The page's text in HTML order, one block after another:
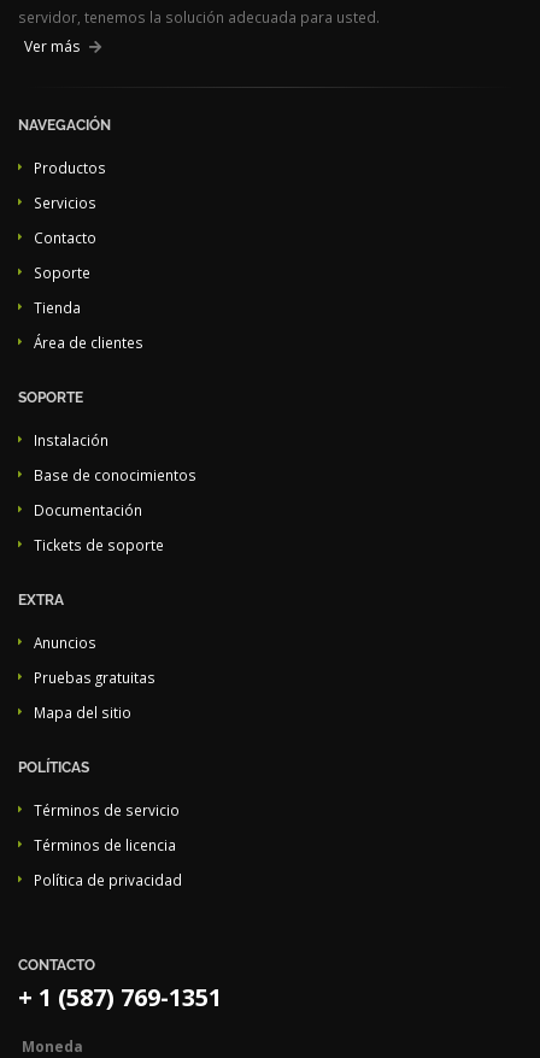
servidor, tenemos la solución adecuada para usted.
Ver más
NAVEGACIÓN
Productos
Servicios
Contacto
Soporte
Tienda
Área de clientes
SOPORTE
Instalación
Base de conocimientos
Documentación
Tickets de soporte
EXTRA
Anuncios
Pruebas gratuitas
Mapa del sitio
POLÍTICAS
Términos de servicio
Términos de licencia
Política de privacidad
CONTACTO
+ 1 (587) 769-1351
Moneda